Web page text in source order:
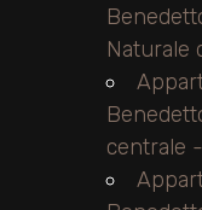
Naturale
centrale